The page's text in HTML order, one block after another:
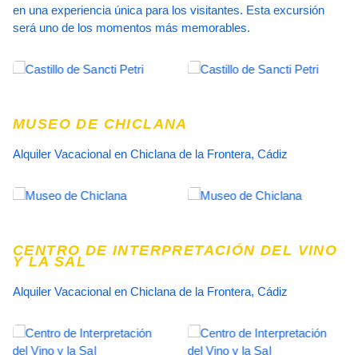
en una experiencia única para los visitantes. Esta excursión
será uno de los momentos más memorables.
MUSEO DE CHICLANA
Alquiler Vacacional en Chiclana de la Frontera, Cádiz
CENTRO DE INTERPRETACIÓN DEL VINO
Y LA SAL
Alquiler Vacacional en Chiclana de la Frontera, Cádiz